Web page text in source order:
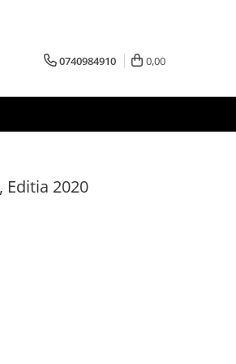
0740984910 0,00
Editia 2020